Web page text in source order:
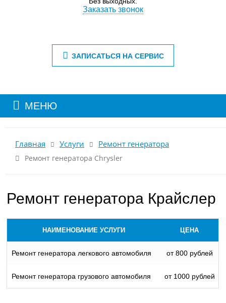
Заказать звонок
ЗАПИСАТЬСЯ НА СЕРВИС
МЕНЮ
Главная Услуги Ремонт генератора
Ремонт генератора Chrysler
Ремонт генератора Крайслер
НАИМЕНОВАНИЕ УСЛУГИ ЦЕНА
Ремонт генератора легкового автомобиля от 800 рублей
Ремонт генератора грузового автомобиля от 1000 рублей